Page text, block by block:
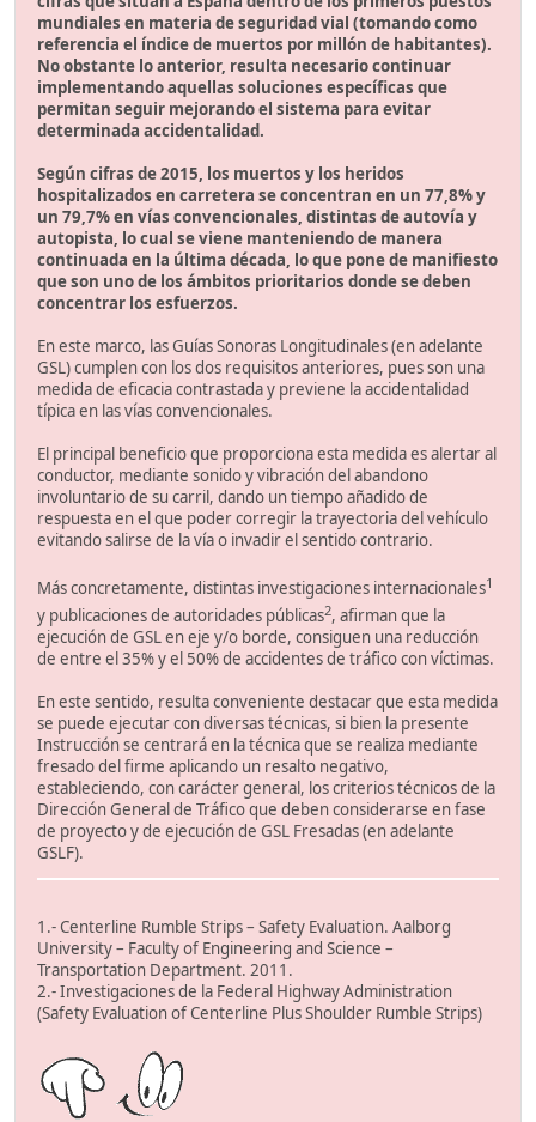
mundiales en materia de seguridad vial (tomando como
referencia el índice de muertos por millón de habitantes).
No obstante lo anterior, resulta necesario continuar
implementando aquellas soluciones específicas que
permitan seguir mejorando el sistema para evitar
determinada accidentalidad.
Según cifras de 2015, los muertos y los heridos
hospitalizados en carretera se concentran en un 77,8% y
un 79,7% en vías convencionales, distintas de autovía y
autopista, lo cual se viene manteniendo de manera
continuada en la última década, lo que pone de manifiesto
que son uno de los ámbitos prioritarios donde se deben
concentrar los esfuerzos.
En este marco, las Guías Sonoras Longitudinales (en adelante
GSL) cumplen con los dos requisitos anteriores, pues son una
medida de eficacia contrastada y previene la accidentalidad
típica en las vías convencionales.
El principal beneficio que proporciona esta medida es alertar al
conductor, mediante sonido y vibración del abandono
involuntario de su carril, dando un tiempo añadido de
respuesta en el que poder corregir la trayectoria del vehículo
evitando salirse de la vía o invadir el sentido contrario.
Más concretamente, distintas investigaciones internacionales1
y publicaciones de autoridades públicas2, afirman que la
ejecución de GSL en eje y/o borde, consiguen una reducción
de entre el 35% y el 50% de accidentes de tráfico con víctimas.
En este sentido, resulta conveniente destacar que esta medida
se puede ejecutar con diversas técnicas, si bien la presente
Instrucción se centrará en la técnica que se realiza mediante
fresado del firme aplicando un resalto negativo,
estableciendo, con carácter general, los criterios técnicos de la
Dirección General de Tráfico que deben considerarse en fase
de proyecto y de ejecución de GSL Fresadas (en adelante
GSLF).
1.- Centerline Rumble Strips – Safety Evaluation. Aalborg
University – Faculty of Engineering and Science –
Transportation Department. 2011.
2.- Investigaciones de la Federal Highway Administration
(Safety Evaluation of Centerline Plus Shoulder Rumble Strips)